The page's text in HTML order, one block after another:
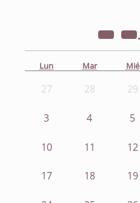
Lun Mar Mié
27 28 29
3 4 5
10 11 12
17 18 19